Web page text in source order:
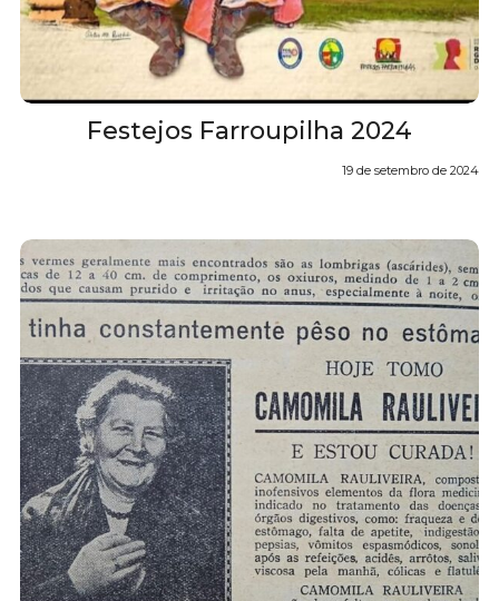
Festejos Farroupilha 2024
19 de setembro de 2024